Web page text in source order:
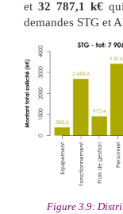
et 32 787,1 k€qui
demandes STG et
Figure 3.9: